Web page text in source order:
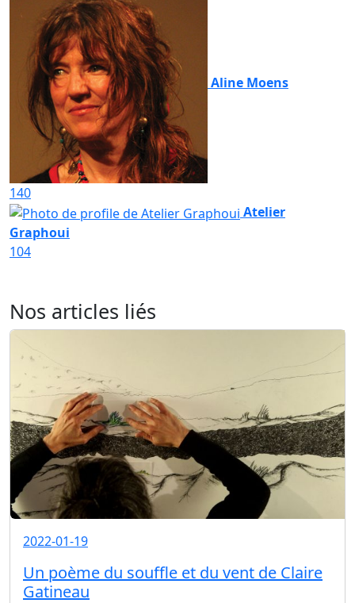
Aline Moens
140
Atelier
Graphoui
104
Nos articles liés
2022-01-19
Un poème du souffle et du vent de Claire
Gatineau